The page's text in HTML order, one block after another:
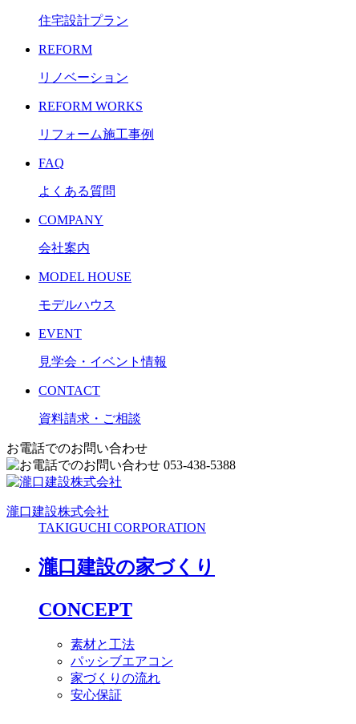
住宅設計プラン
REFORM
リノベーション
REFORM WORKS
リフォーム施工事例
FAQ
よくある質問
COMPANY
会社案内
MODEL HOUSE
モデルハウス
EVENT
見学会・イベント情報
CONTACT
資料請求・ご相談
お電話でのお問い合わせ
053-438-5388
瀧口建設株式会社
TAKIGUCHI CORPORATION
瀧口建設の家づくり
CONCEPT
素材と工法
パッシブエアコン
家づくりの流れ
安心保証